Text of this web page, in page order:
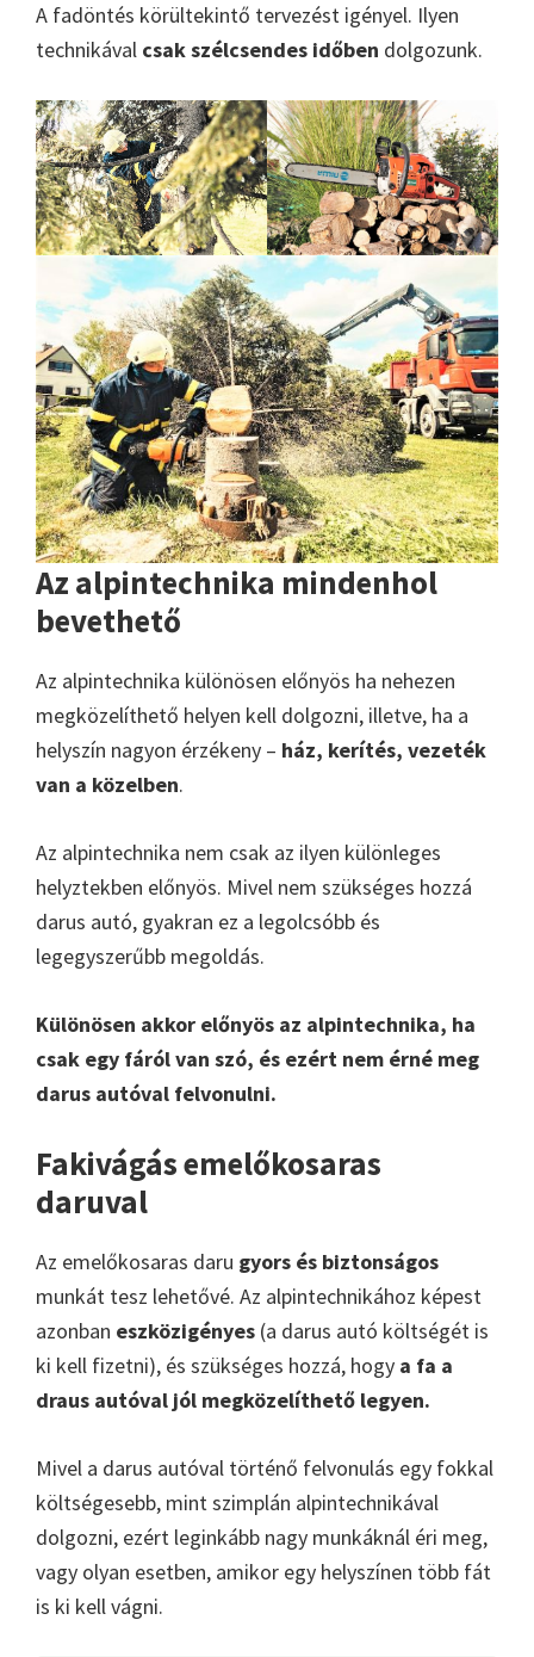
A fadöntés körültekintő tervezést igényel. Ilyen
technikával csak szélcsendes időben dolgozunk.
Az alpintechnika mindenhol
bevethető
Az alpintechnika különösen előnyös ha nehezen
megközelíthető helyen kell dolgozni, illetve, ha a
helyszín nagyon érzékeny – ház, kerítés, vezeték
van a közelben.
Az alpintechnika nem csak az ilyen különleges
helyztekben előnyös. Mivel nem szükséges hozzá
darus autó, gyakran ez a legolcsóbb és
legegyszerűbb megoldás.
Különösen akkor előnyös az alpintechnika, ha
csak egy fáról van szó, és ezért nem érné meg
darus autóval felvonulni.
Fakivágás emelőkosaras
daruval
Az emelőkosaras daru gyors és biztonságos
munkát tesz lehetővé. Az alpintechnikához képest
azonban eszközigényes (a darus autó költségét is
ki kell fizetni), és szükséges hozzá, hogy a fa a
draus autóval jól megközelíthető legyen.
Mivel a darus autóval történő felvonulás egy fokkal
költségesebb, mint szimplán alpintechnikával
dolgozni, ezért leginkább nagy munkáknál éri meg,
vagy olyan esetben, amikor egy helyszínen több fát
is ki kell vágni.